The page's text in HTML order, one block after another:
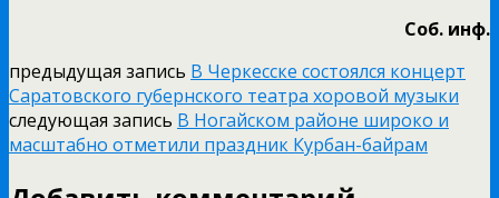
Соб. инф.
предыдущая запись В Черкесске состоялся концерт
Саратовского губернского театра хоровой музыки
следующая запись В Ногайском районе широко и
масштабно отметили праздник Курбан-байрам